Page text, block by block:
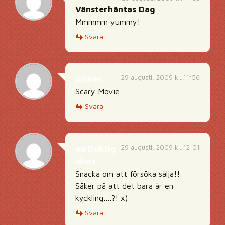
Vänsterhäntas Dag
Mmmmm yummy!
Svara
29 augusti, 2009 kl. 11:56
Scary Movie.
Svara
29 augusti, 2009 kl. 12:01
Snacka om att försöka sälja!!
Säker på att det bara är en
kyckling….?! x)
Svara